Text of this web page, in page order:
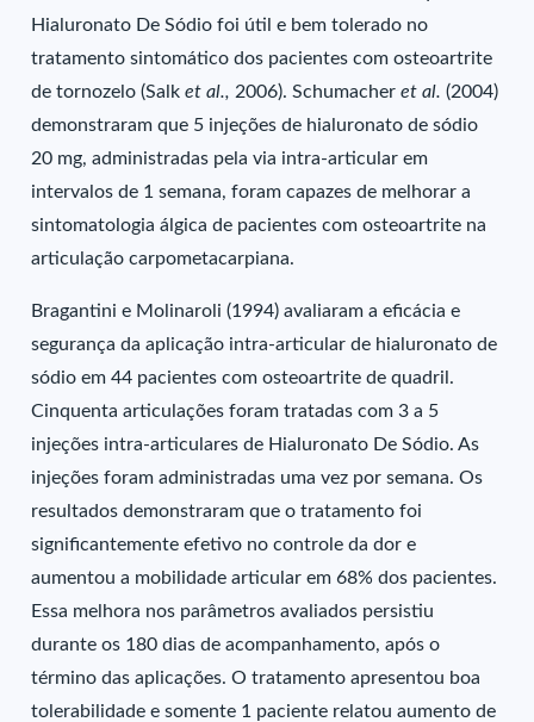
Hialuronato De Sódio foi útil e bem tolerado no
tratamento sintomático dos pacientes com osteoartrite
de tornozelo (Salket al., 2006). Schumacheret al. (2004)
demonstraram que 5 injeções de hialuronato de sódio
20 mg, administradas pela via intra-articular em
intervalos de 1 semana, foram capazes de melhorar a
sintomatologia álgica de pacientes com osteoartrite na
articulação carpometacarpiana.
Bragantini e Molinaroli (1994) avaliaram a eficácia e
segurança da aplicação intra-articular de hialuronato de
sódio em 44 pacientes com osteoartrite de quadril.
Cinquenta articulações foram tratadas com 3 a 5
injeções intra-articulares de Hialuronato De Sódio. As
injeções foram administradas uma vez por semana. Os
resultados demonstraram que o tratamento foi
significantemente efetivo no controle da dor e
aumentou a mobilidade articular em 68% dos pacientes.
Essa melhora nos parâmetros avaliados persistiu
durante os 180 dias de acompanhamento, após o
término das aplicações. O tratamento apresentou boa
tolerabilidade e somente 1 paciente relatou aumento de